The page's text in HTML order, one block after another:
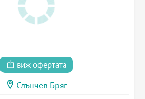
виж офертата
Слънчев Бряг